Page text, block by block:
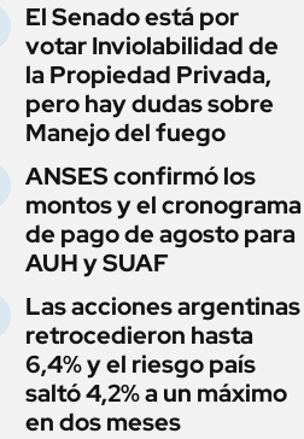
El Senado está por
votar Inviolabilidad de
la Propiedad Privada,
pero hay dudas sobre
Manejo del fuego
ANSES confirmó los
montos y el cronograma
de pago de agosto para
AUH y SUAF
Las acciones argentinas
retrocedieron hasta
6,4% y el riesgo país
saltó 4,2% a un máximo
en dos meses